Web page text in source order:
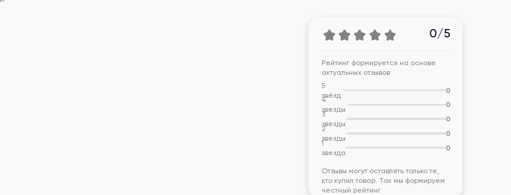
0/5
Рейтинг формируется на основе
актуальных отзывов
5
звёзд
0
4
звезды
0
3
звезды
0
2
звезды
0
1
звезда
0
Отзывы могут оставлять только те,
кто купил товар. Так мы формируем
честный рейтинг